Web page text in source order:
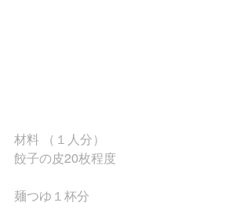
材料 （１人分）
餃子の皮20枚程度
麺つゆ１杯分